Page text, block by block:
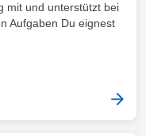
mit und unterstützt bei
Aufgaben Du eignest